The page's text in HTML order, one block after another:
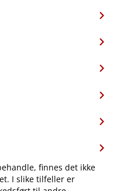
finnes det ikke
I slike tilfeller er